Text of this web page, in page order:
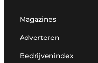
Magazines
Adverteren
Bedrijvenindex